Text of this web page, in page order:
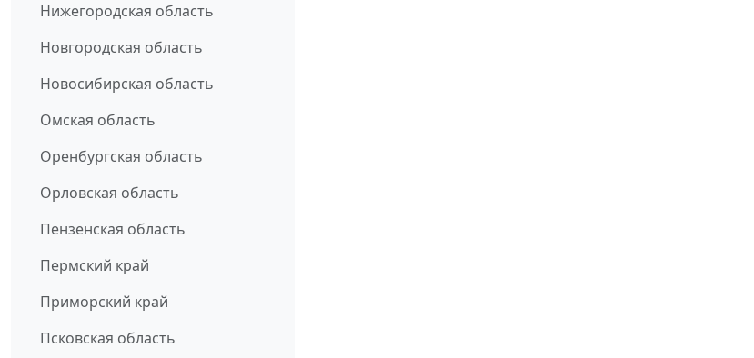
Нижегородская область
Новгородская область
Новосибирская область
Омская область
Оренбургская область
Орловская область
Пензенская область
Пермский край
Приморский край
Псковская область